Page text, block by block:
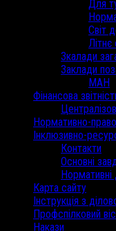
Для
Світ
Зкалади
Заклади
МАН
Фінансова
Нормативно-
Інклюзивно-
Контакти
Основні
Карта сайту
Інструкція з
Профспілковий
Накази